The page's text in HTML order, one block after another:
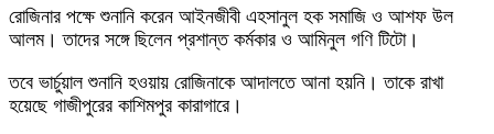
রোজিনার পক্ষে শুনানি করেন আইনজীবী এহসানুল হক সমাজি ও আশফ উল
আলম। তাদের সঙ্গে ছিলেন প্রশান্ত কর্মকার ও আমিনুল গণি টিটো।
তবে ভার্চুয়াল শুনানি হওয়ায় রোজিনাকে আদালতে আনা হয়নি। তাকে রাখা
হয়েছে গাজীপুরের কাশিমপুর কারাগারে।